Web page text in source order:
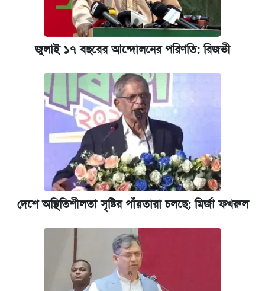
জুলাই ১৭ বছরের আন্দোলনের পরিণতি: রিজভী
দেশে অস্থিতিশীলতা সৃষ্টির পাঁয়তারা চলছে: মির্জা ফখরুল